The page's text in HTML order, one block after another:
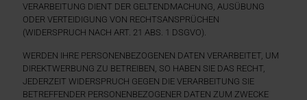
VERARBEITUNG DIENT DER GELTENDMACHUNG, AUSÜBUNG
ODER VERTEIDIGUNG VON RECHTSANSPRÜCHEN
(WIDERSPRUCH NACH ART. 21 ABS. 1 DSGVO).
WERDEN IHRE PERSONENBEZOGENEN DATEN VERARBEITET, UM
DIREKTWERBUNG ZU BETREIBEN, SO HABEN SIE DAS RECHT,
JEDERZEIT WIDERSPRUCH GEGEN DIE VERARBEITUNG SIE
BETREFFENDER PERSONENBEZOGENER DATEN ZUM ZWECKE